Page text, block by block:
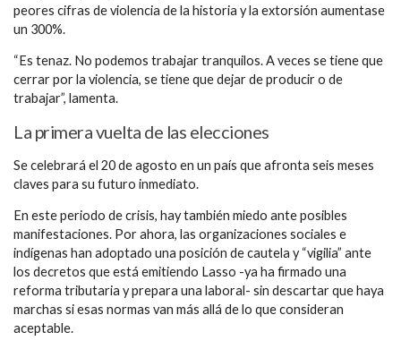
peores cifras de violencia de la historia y la extorsión aumentase
un 300%.
“Es tenaz. No podemos trabajar tranquilos. A veces se tiene que
cerrar por la violencia, se tiene que dejar de producir o de
trabajar”, lamenta.
La primera vuelta de las elecciones
Se celebrará el 20 de agosto en un país que afronta seis meses
claves para su futuro inmediato.
En este periodo de crisis, hay también miedo ante posibles
manifestaciones. Por ahora, las organizaciones sociales e
indígenas han adoptado una posición de cautela y “vigilia” ante
los decretos que está emitiendo Lasso -ya ha firmado una
reforma tributaria y prepara una laboral- sin descartar que haya
marchas si esas normas van más allá de lo que consideran
aceptable.